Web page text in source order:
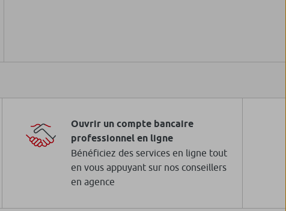
Ouvrir un compte bancaire
professionnel en ligne
Bénéficiez des services en ligne tout
en vous appuyant sur nos conseillers
en agence